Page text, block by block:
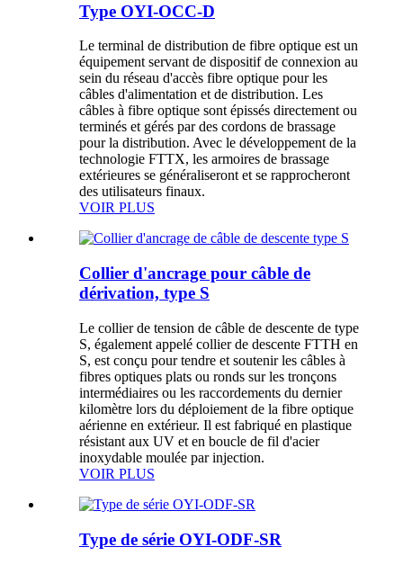
Type OYI-OCC-D
Le terminal de distribution de fibre optique est un
équipement servant de dispositif de connexion au
sein du réseau d'accès fibre optique pour les
câbles d'alimentation et de distribution. Les
câbles à fibre optique sont épissés directement ou
terminés et gérés par des cordons de brassage
pour la distribution. Avec le développement de la
technologie FTTX, les armoires de brassage
extérieures se généraliseront et se rapprocheront
des utilisateurs finaux.
VOIR PLUS
Collier d'ancrage pour câble de
dérivation, type S
Le collier de tension de câble de descente de type
S, également appelé collier de descente FTTH en
S, est conçu pour tendre et soutenir les câbles à
fibres optiques plats ou ronds sur les tronçons
intermédiaires ou les raccordements du dernier
kilomètre lors du déploiement de la fibre optique
aérienne en extérieur. Il est fabriqué en plastique
résistant aux UV et en boucle de fil d'acier
inoxydable moulée par injection.
VOIR PLUS
Type de série OYI-ODF-SR